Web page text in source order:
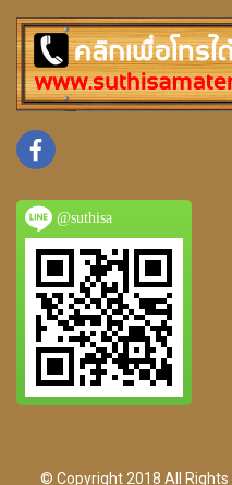
@suthisa
© Copyright 2018 All